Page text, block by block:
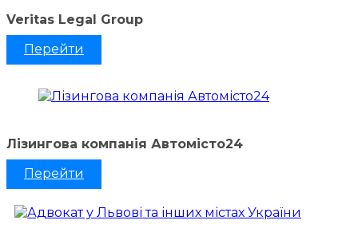
Veritas Legal Group
Перейти
Лізингова компанія Автомісто24
Перейти